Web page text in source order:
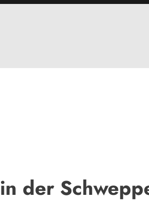
der